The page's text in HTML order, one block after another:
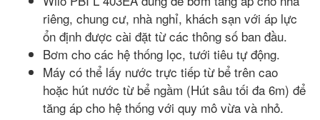
riêng, chung cư, nhà nghỉ, khách sạn với áp lực
ổn định được cài đặt từ các thông số ban đầu.
Bơm cho các hệ thống lọc, tưới tiêu tự động.
Máy có thể lấy nước trực tiếp từ bể trên cao
hoặc hút nước từ bể ngầm (Hút sâu tối đa 6m) để
tăng áp cho hệ thống với quy mô vừa và nhỏ.